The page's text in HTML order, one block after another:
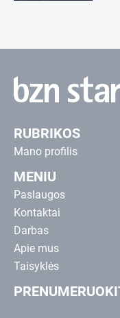
RUBRIKOS
Mano profilis
MENIU
Paslaugos
Kontaktai
Darbas
Apie mus
Taisyklės